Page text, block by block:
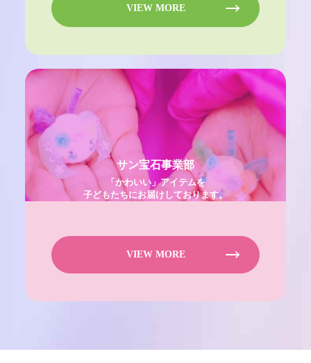
VIEW MORE
サン宝石事業部
「かわいい」アイテムを
子どもたちにお届けしております。
VIEW MORE